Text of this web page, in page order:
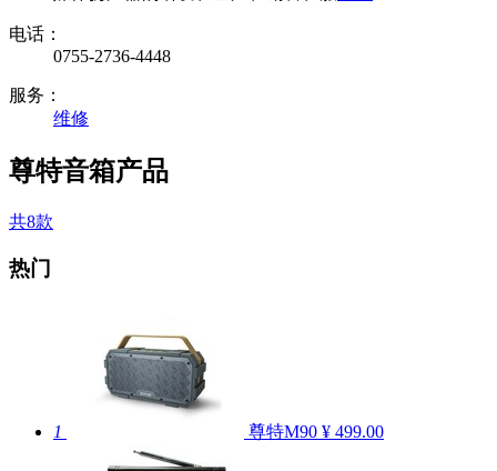
电话：
0755-2736-4448
服务：
维修
尊特音箱产品
共8款
热门
1 尊特M90 ¥ 499.00